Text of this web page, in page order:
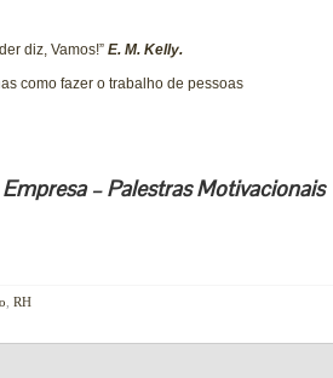
diz, Vamos!” E. M. Kelly.
como fazer o trabalho de pessoas
– Palestras Motivacionais
RH